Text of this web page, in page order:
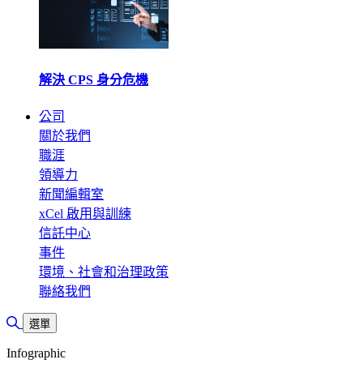
解決 CPS 身分危機
公司
關於我們
職涯
領導力
新聞編輯室
xCel 啟用與訓練
信託中心
事件
環境、社會和治理政策
聯絡我們
切換搜尋
選單
Infographic